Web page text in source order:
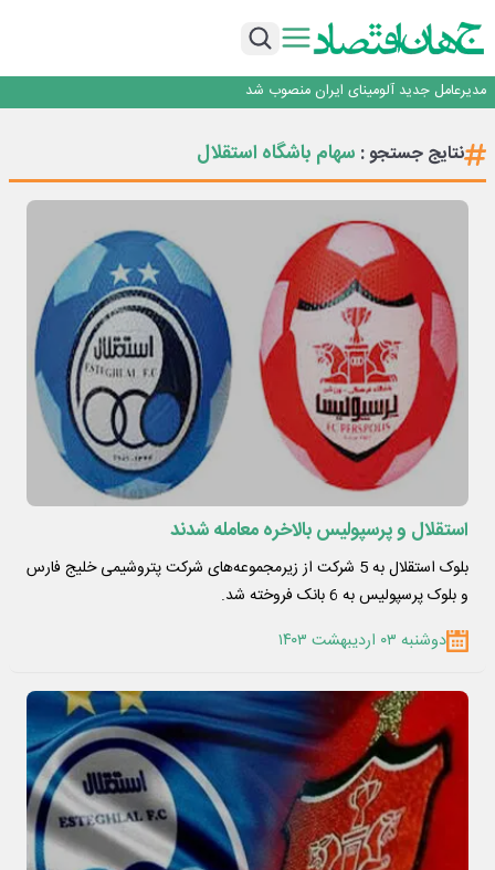
بازگشت فرش ماشینی به اصفهان پس از هفت سال؛ دو نمایشگاه تخصصی در شهر
مدیرعامل جدید آلومینای ایران منصوب شد
رونمایی فولاد غدیر نی ریز از سامانه ی « آقای پولاد»
بازگشت فرش ماشینی به اصفهان پس از هفت سال؛ دو نمایشگاه تخصصی در شهر
نتایج جستجو : سهام باشگاه استقلال
استقلال و پرسپولیس بالاخره معامله شدند
بلوک استقلال به 5 شرکت از زیرمجموعه‌های شرکت پتروشیمی خلیج فارس
و بلوک پرسپولیس به 6 بانک فروخته شد.
دوشنبه ۰۳ اردیبهشت ۱۴۰۳